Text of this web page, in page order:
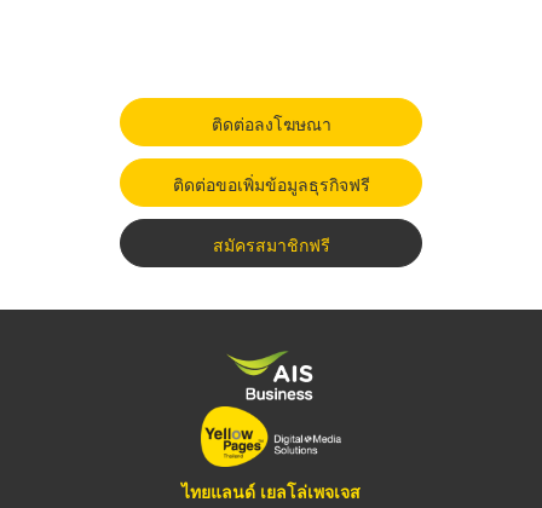
ติดต่อลงโฆษณา
ติดต่อขอเพิ่มข้อมูลธุรกิจฟรี
สมัครสมาชิกฟรี
ไทยแลนด์ เยลโล่เพจเจส